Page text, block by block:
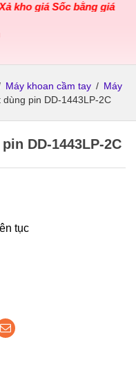
giá Sốc bằng giá Gốc
Máy khoan cầm tay / Máy
pin DD-1443LP-2C
DD-1443LP-2C
tục